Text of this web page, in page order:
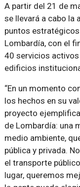
A partir del 21 de
se llevará a cabo la
puntos
Lombardía, con el
40 servicios
edificios
“En un momento
los hechos en su
proyecto
de Lombardía: una
medio ambiente,
pública y privada.
el transporte
lugar, queremos